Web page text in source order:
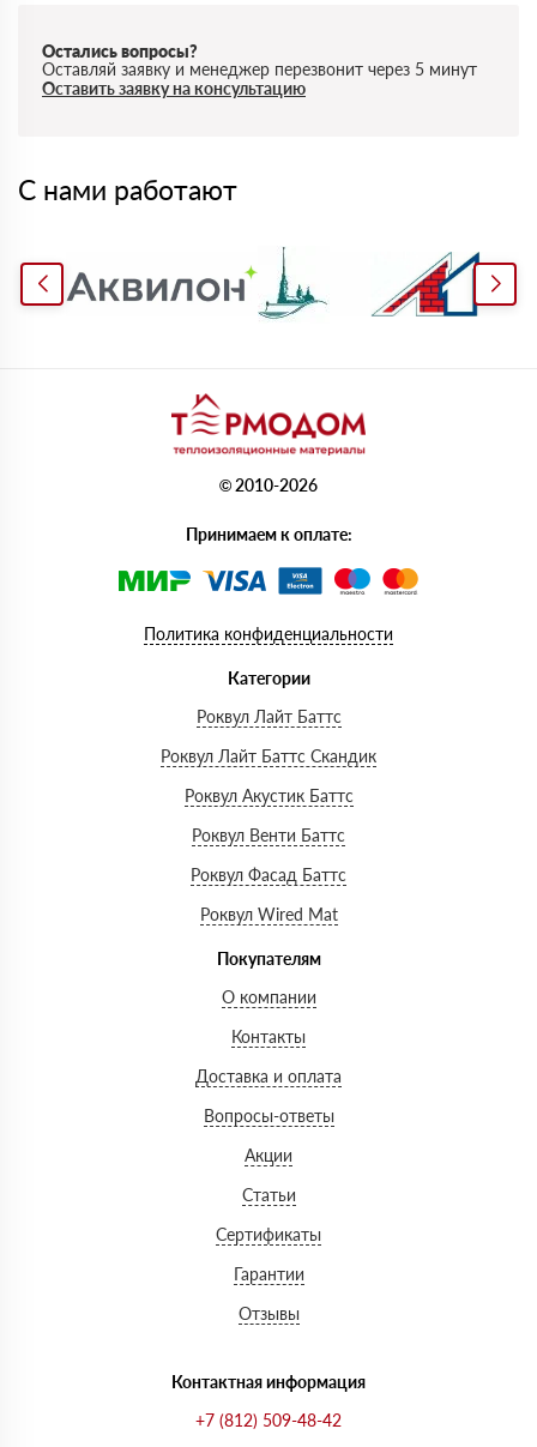
Остались вопросы?
Оставляй заявку и менеджер перезвонит через 5 минут
Оставить заявку на консультацию
С нами работают
© 2010-2026
Принимаем к оплате:
Политика конфиденциальности
Категории
Роквул Лайт Баттс
Роквул Лайт Баттс Скандик
Роквул Акустик Баттс
Роквул Венти Баттс
Роквул Фасад Баттс
Роквул Wired Mat
Покупателям
О компании
Контакты
Доставка и оплата
Вопросы-ответы
Акции
Статьи
Сертификаты
Гарантии
Отзывы
Контактная информация
+7 (812) 509-48-42